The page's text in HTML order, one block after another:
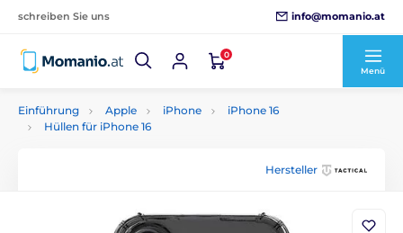
schreiben Sie uns info@momanio.at
0
Menü
Einführung Apple iPhone
iPhone 16
Hüllen für iPhone 16
Hersteller